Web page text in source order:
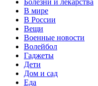
В мире
В России
Вещи
Военные новости
Волейбол
Гаджеты
Дети
Дом и сад
Еда